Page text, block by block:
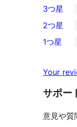
星
レ
ビ
ー
4-
星
レ
ュ
ー
0
3-
星
ビ
ュ
3つ星
2-
レ
ビ
ー
2つ星
星
レ
ュ
1つ星
Your
サポー
意見や質